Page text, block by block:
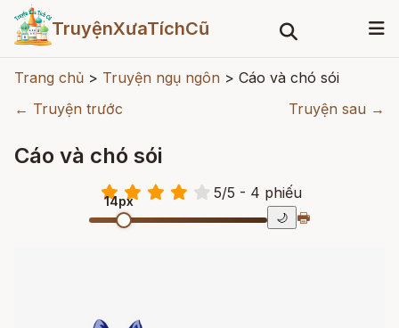
TruyệnXưaTíchCũ
Trang chủ > Truyện ngụ ngôn > Cáo và chó sói
← Truyện trước
Truyện sau →
Cáo và chó sói
5/5 - 4 phiếu
14px
🌙 🖶